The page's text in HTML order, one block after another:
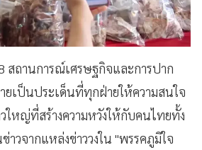
สถานการณ์เศรษฐกิจและการปาก
ยเป็นประเด็นที่ทุกฝ่ายให้ความสนใจ
ใหญ่ที่สร้างความหวังให้กับคนไทยทั้ง
าวจากแหล่งข่าววงใน "พรรคภูมิใจ